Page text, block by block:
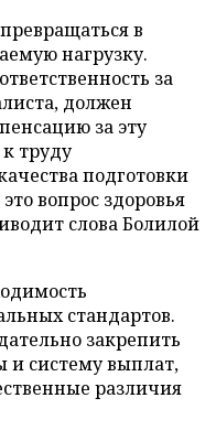
в
нагрузку.
за
должен
за эту
труду
подготовки
вопрос здоровья
слова Болилой
стандартов.
закрепить
и систему выплат,
различия